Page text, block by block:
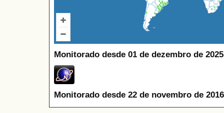
Monitorado desde 01 de dezembro de
Monitorado desde 22 de novembro de